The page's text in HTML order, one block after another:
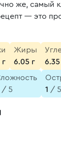
же, самый
— это
г
Жиры
6.05 г
6.35
/ 5
1 / 5